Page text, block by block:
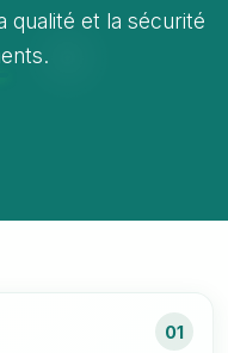
qualité et la sécurité
01